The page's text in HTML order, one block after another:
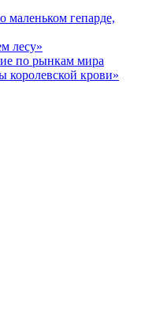
маленьком гепарде,
лесу»
по рынкам мира
королевской крови»